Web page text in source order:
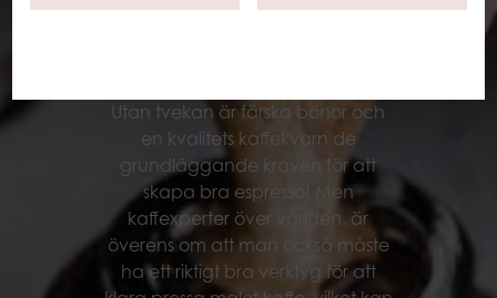
Kaffestampar
Utan tvekan är färska bönor och
en kvalitets kaffekvarn de
grundläggande kraven för att
skapa bra espresso! Men
kaffexperter över världen, är
överens om att man också måste
ha ett riktigt bra verktyg för att